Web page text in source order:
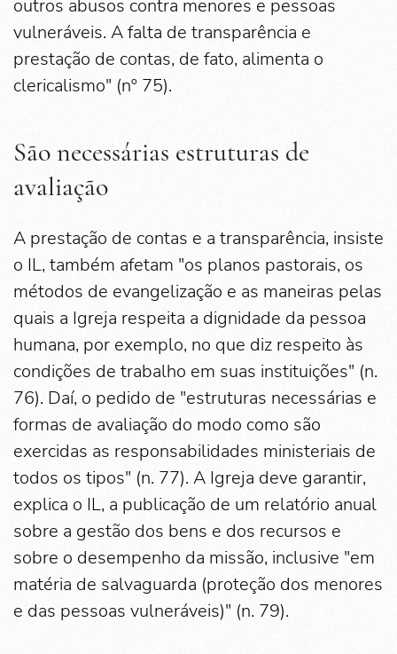
outros abusos contra menores e pessoas
vulneráveis. A falta de transparência e
prestação de contas, de fato, alimenta o
clericalismo" (nº 75).
São necessárias estruturas de
avaliação
A prestação de contas e a transparência, insiste
o IL, também afetam "os planos pastorais, os
métodos de evangelização e as maneiras pelas
quais a Igreja respeita a dignidade da pessoa
humana, por exemplo, no que diz respeito às
condições de trabalho em suas instituições" (n.
76). Daí, o pedido de "estruturas necessárias e
formas de avaliação do modo como são
exercidas as responsabilidades ministeriais de
todos os tipos" (n. 77). A Igreja deve garantir,
explica o IL, a publicação de um relatório anual
sobre a gestão dos bens e dos recursos e
sobre o desempenho da missão, inclusive "em
matéria de salvaguarda (proteção dos menores
e das pessoas vulneráveis)" (n. 79).